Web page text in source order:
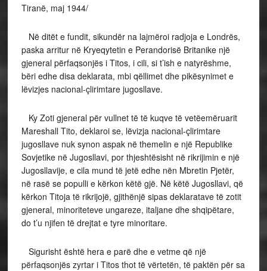
Tiranë, maj 1944/
Në ditët e fundit, sikundër na lajmëroi radjoja e Londrës,
paska arritur në Kryeqytetin e Perandorisë Britanike një
gjeneral përfaqsonjës i Titos, i cili, si t’ish e natyrëshme,
bëri edhe disa deklarata, mbi qëllimet dhe pikësynimet e
lëvizjes nacional-çlirimtare jugosllave.
Ky Zoti gjeneral për vullnet të të kuqve të vetëemëruarit
Mareshall Tito, deklaroi se, lëvizja nacional-çlirimtare
jugosllave nuk synon aspak në themelin e një Republike
Sovjetike në Jugosllavi, por thjeshtësisht në rikrijimin e një
Jugosllavije, e cila mund të jetë edhe nën Mbretin Pjetër,
në rasë se populli e kërkon këtë gjë. Në këtë Jugosllavi, që
kërkon Titoja të rikrijojë, gjithënjë sipas deklaratave të zotit
gjeneral, minoriteteve ungareze, italjane dhe shqipëtare,
do t’u njifen të drejtat e tyre minoritare.
Sigurisht është hera e parë dhe e vetme që një
përfaqsonjës zyrtar i Titos thot të vërtetën, të paktën për sa